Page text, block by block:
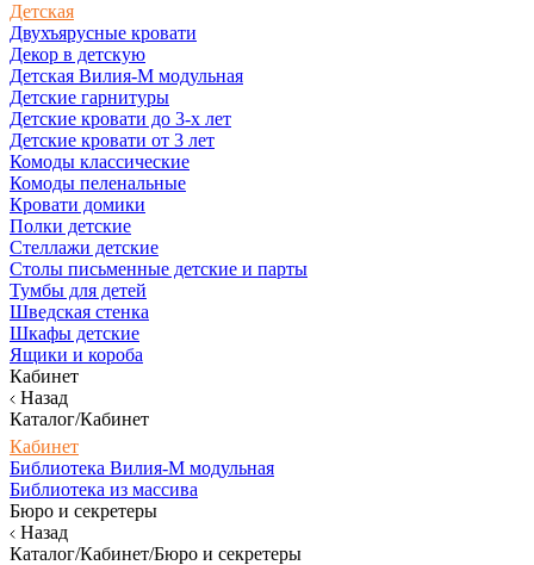
Детская
Двухъярусные кровати
Декор в детскую
Детская Вилия-М модульная
Детские гарнитуры
Детские кровати до 3-х лет
Детские кровати от 3 лет
Комоды классические
Комоды пеленальные
Кровати домики
Полки детские
Стеллажи детские
Столы письменные детские и парты
Тумбы для детей
Шведская стенка
Шкафы детские
Ящики и короба
Кабинет
Назад
Каталог/Кабинет
Кабинет
Библиотека Вилия-М модульная
Библиотека из массива
Бюро и секретеры
Назад
Каталог/Кабинет/Бюро и секретеры